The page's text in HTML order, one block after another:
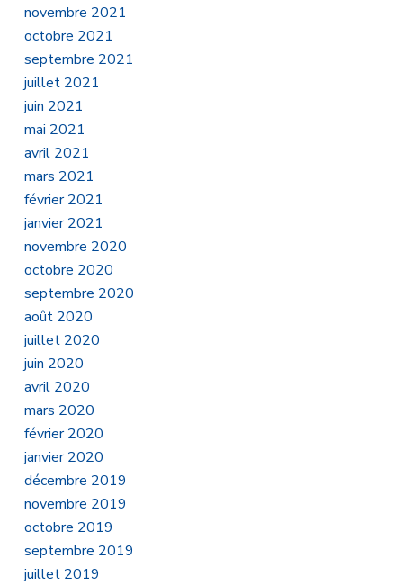
novembre 2021
octobre 2021
septembre 2021
juillet 2021
juin 2021
mai 2021
avril 2021
mars 2021
février 2021
janvier 2021
novembre 2020
octobre 2020
septembre 2020
août 2020
juillet 2020
juin 2020
avril 2020
mars 2020
février 2020
janvier 2020
décembre 2019
novembre 2019
octobre 2019
septembre 2019
juillet 2019